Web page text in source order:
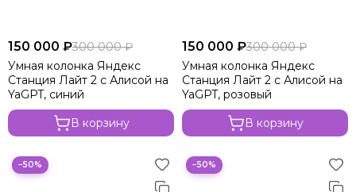
150 000 ₽300 000 ₽
Умная колонка Яндекс
Станция Лайт 2 с Алисой на
YaGPT, синий
В корзину
150 000 ₽300 000 ₽
Умная колонка Яндекс
Станция Лайт 2 с Алисой на
YaGPT, розовый
В корзину
−50% −50%